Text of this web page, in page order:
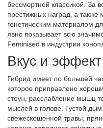
бессмертной классикой. За
престижных наград, а также
генетическим материалом
явно показывает всю
Feminised в индустрии
Вкус и эффект
Гибрид имеет по большей
которое приправлено
стоун, расслабление мышц
мыслей в голове. Густой
свежескошенной травы,